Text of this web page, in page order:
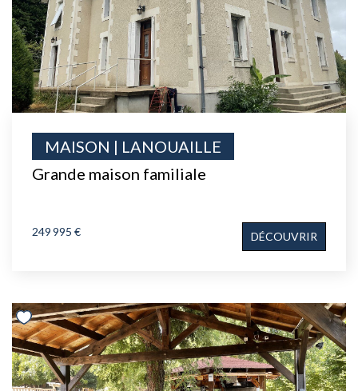
Grande maison familiale
MAISON | LANOUAILLE
249 995 € DÉCOUVRIR